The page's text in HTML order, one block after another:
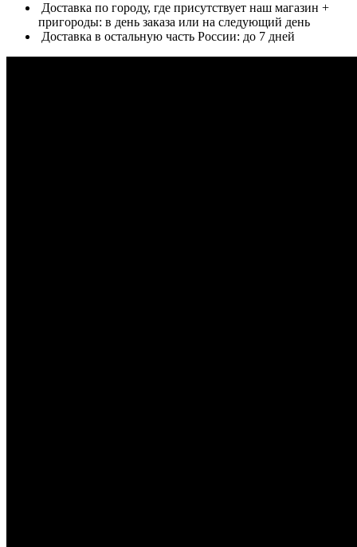
Доставка по городу, где присутствует наш магазин +
пригороды: в день заказа или на следующий день
Доставка в остальную часть России: до 7 дней